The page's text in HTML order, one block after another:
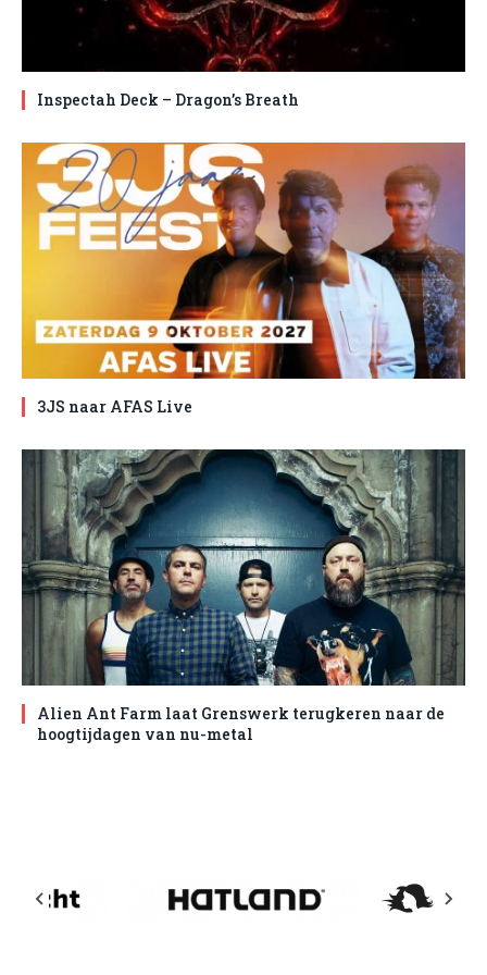
Inspectah Deck – Dragon’s Breath
3JS naar AFAS Live
Alien Ant Farm laat Grenswerk terugkeren naar de
hoogtijdagen van nu-metal